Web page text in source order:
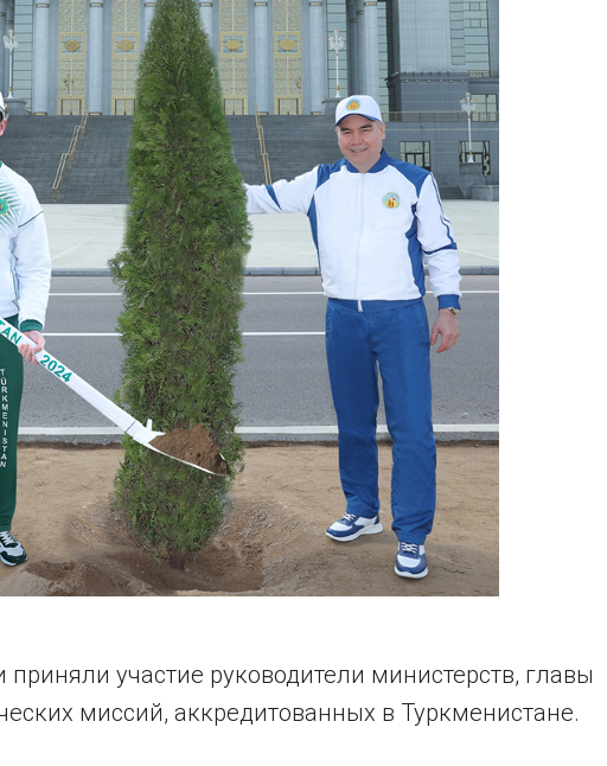
участие руководители министерств, главы
миссий, аккредитованных в Туркменистане.